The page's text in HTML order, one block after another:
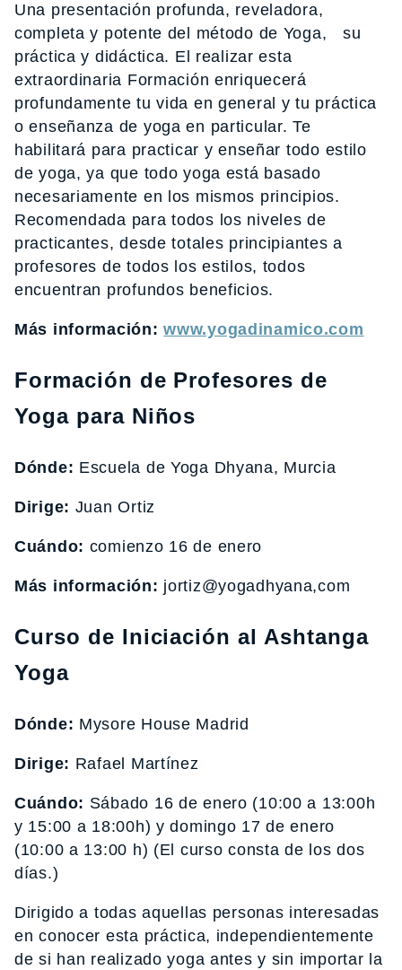
Una presentación profunda, reveladora,
completa y potente del método de Yoga, su
práctica y didáctica. El realizar esta
extraordinaria Formación enriquecerá
profundamente tu vida en general y tu práctica
o enseñanza de yoga en particular. Te
habilitará para practicar y enseñar todo estilo
de yoga, ya que todo yoga está basado
necesariamente en los mismos principios.
Recomendada para todos los niveles de
practicantes, desde totales principiantes a
profesores de todos los estilos, todos
encuentran profundos beneficios.
Más información:www.yogadinamico.com
Formación de Profesores de
Yoga para Niños
Dónde: Escuela de Yoga Dhyana, Murcia
Dirige: Juan Ortiz
Cuándo: comienzo 16 de enero
Más información: jortiz@yogadhyana,com
Curso de Iniciación al Ashtanga
Yoga
Dónde: Mysore House Madrid
Dirige: Rafael Martínez
Cuándo: Sábado 16 de enero (10:00 a 13:00h
y 15:00 a 18:00h) y domingo 17 de enero
(10:00 a 13:00 h) (El curso consta de los dos
días.)
Dirigido a todas aquellas personas interesadas
en conocer esta práctica, independientemente
de si han realizado yoga antes y sin importar la